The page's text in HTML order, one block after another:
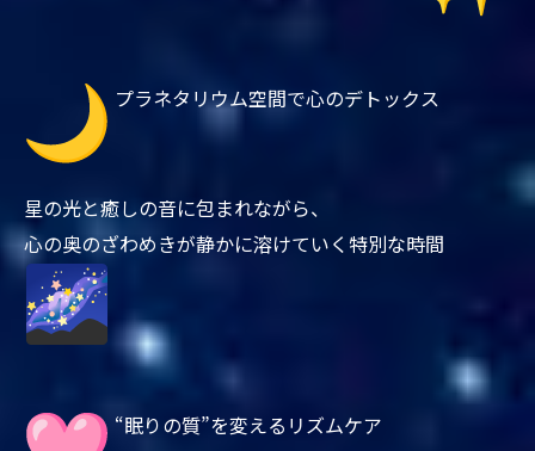
プラネタリウム空間で心のデトックス
星の光と癒しの音に包まれながら、
心の奥のざわめきが静かに溶けていく特別な時間
“眠りの質”を変えるリズムケア